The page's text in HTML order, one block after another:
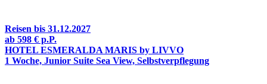
Reisen bis 31.12.2027
ab 598 € p.P.
HOTEL ESMERALDA MARIS by LIVVO
1 Woche, Junior Suite Sea View, Selbstverpflegung